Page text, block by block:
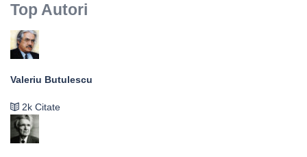
Top Autori
Valeriu Butulescu
2k Citate